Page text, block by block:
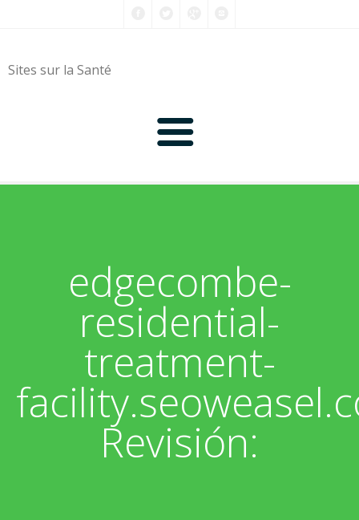
Sites sur la Santé
0-9
C
D
E
F
edgecombe-
residential-
treatment-
Revisión: